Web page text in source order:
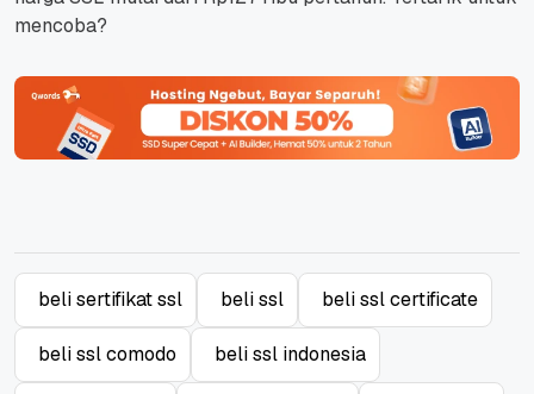
mencoba?
beli sertifikat ssl beli ssl beli ssl certificate
beli ssl comodo beli ssl indonesia